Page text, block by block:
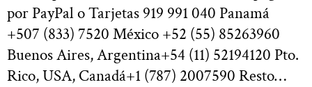
por PayPal o Tarjetas 919 991 040 Panamá
+507 (833) 7520 México +52 (55) 85263960
Buenos Aires, Argentina+54 (11) 52194120 Pto.
Rico, USA, Canadá+1 (787) 2007590 Resto…